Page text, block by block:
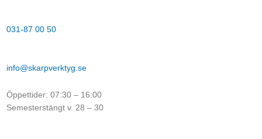
031-87 00 50
info@skarpverktyg.se
Öppettider: 07:30 – 16:00
Semesterstängt v. 28 – 30